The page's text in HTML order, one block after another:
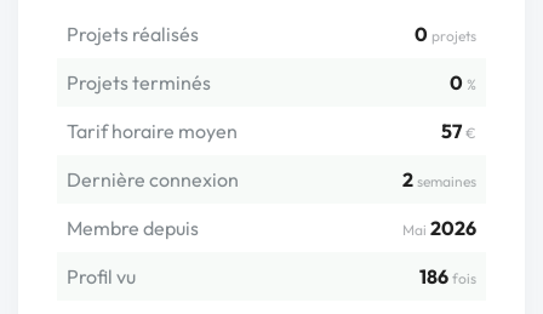
Projets réalisés 0 projets
Projets terminés 0 %
Tarif horaire moyen 57 €
Dernière connexion 2 semaines
Membre depuis Mai 2026
Profil vu
186 fois